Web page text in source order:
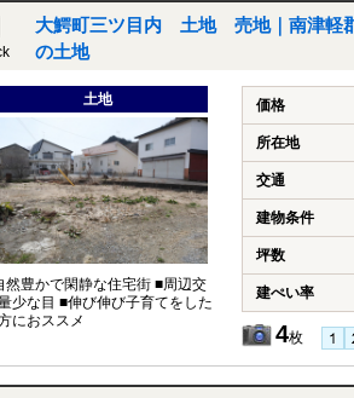
大鰐町三ツ目内 土地 売地｜南津軽
の土地
土地
然豊かで閑静な住宅街 ■周辺交
少な目 ■伸び伸び子育てをした
におススメ
価格
所在地
交通
建物条件
坪数
建ぺい率
4枚